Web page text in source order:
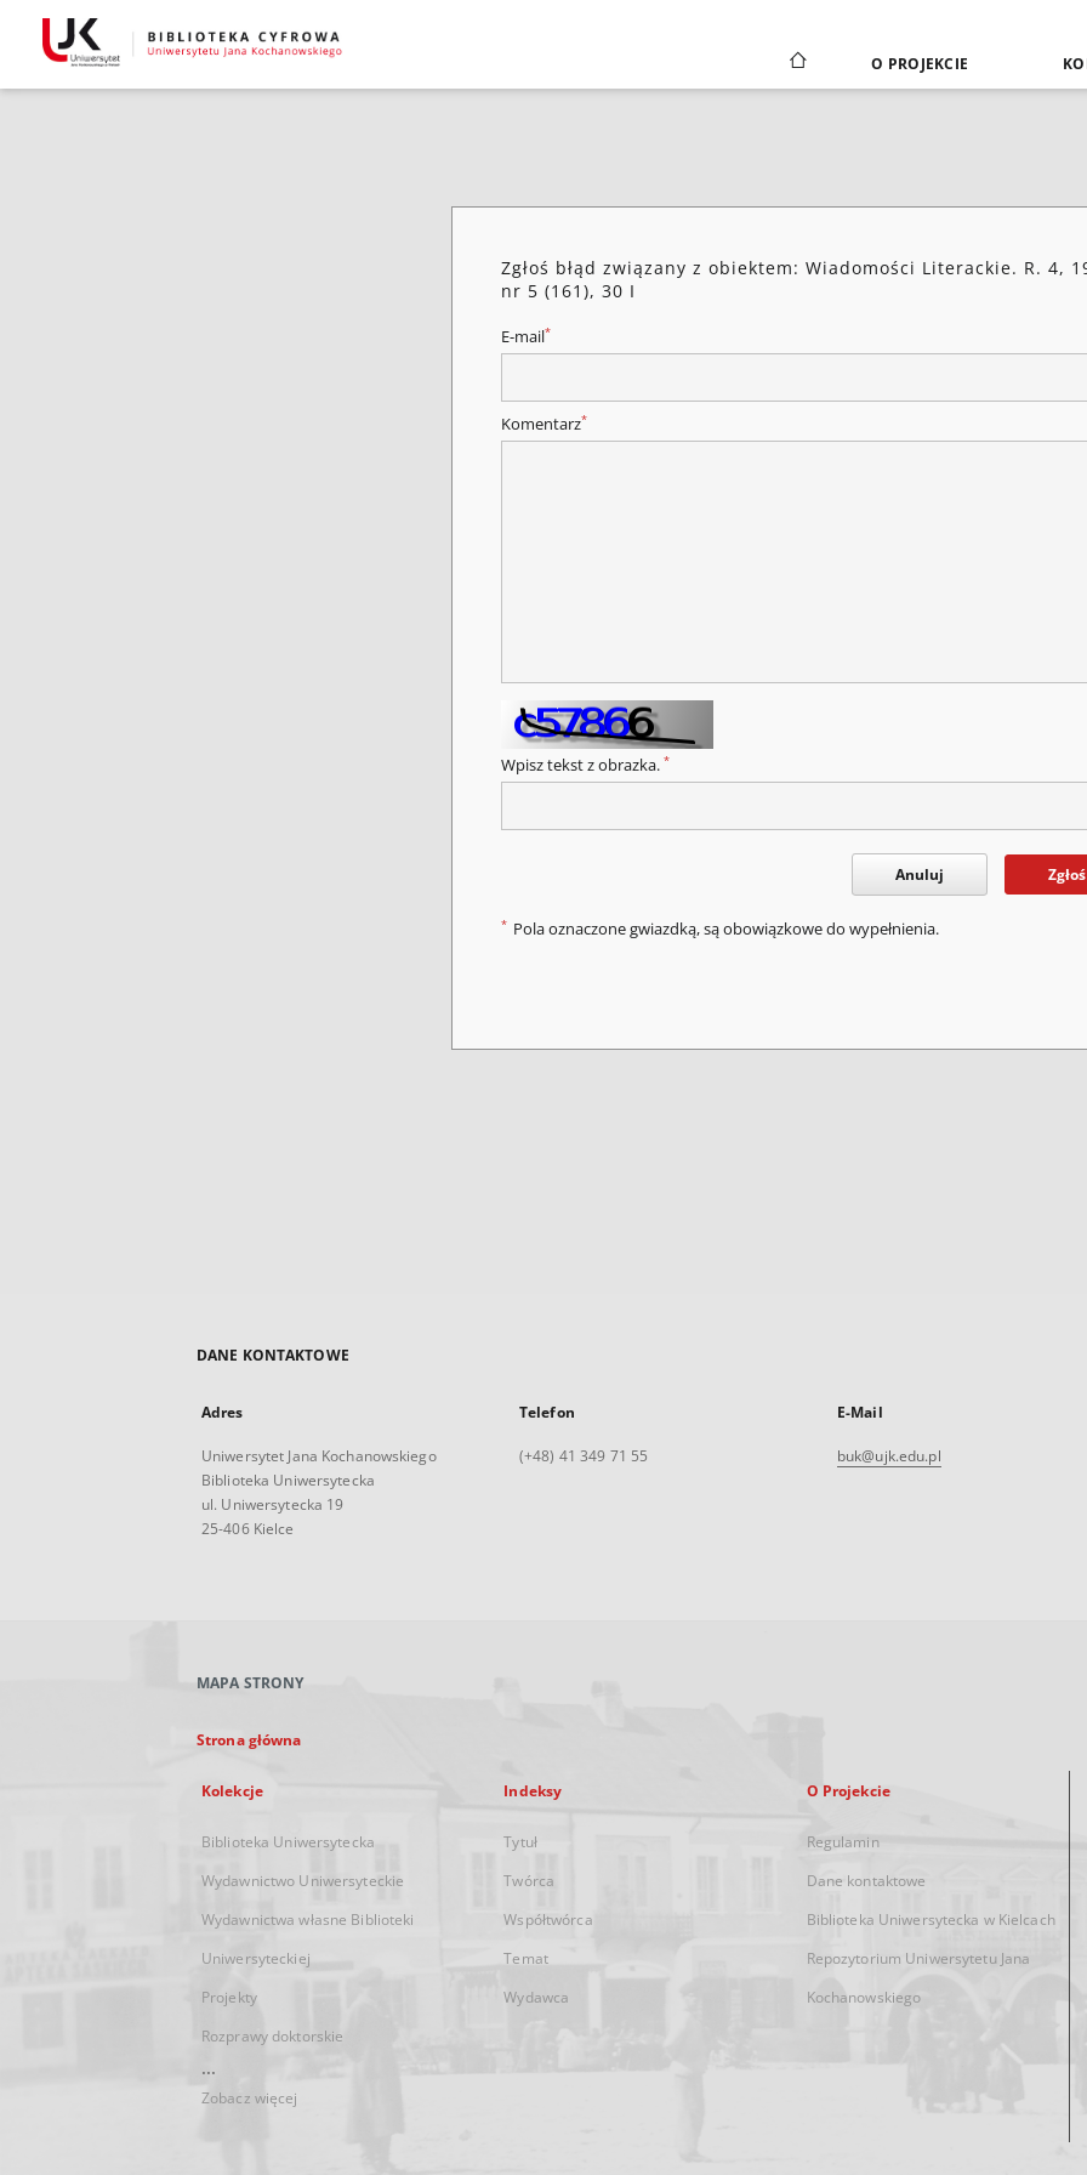
O PROJEKCIE
Zgłoś błąd związany z obiektem: Wiadomości Literackie. R. 4,
nr 5 (161), 30 I
E-mail*
Komentarz*
Wpisz tekst z obrazka. *
Anuluj Zgłoś
* Pola oznaczone gwiazdką, są obowiązkowe do wypełnienia.
DANE KONTAKTOWE
Adres
Uniwersytet Jana Kochanowskiego
Biblioteka Uniwersytecka
ul. Uniwersytecka 19
25-406 Kielce
Telefon
(+48) 41 349 71 55
E-Mail
buk@ujk.edu.pl
MAPA STRONY
Strona główna
Kolekcje
Biblioteka Uniwersytecka
Wydawnictwo Uniwersyteckie
Wydawnictwa własne Biblioteki
Uniwersyteckiej
Projekty
Rozprawy doktorskie
...
Zobacz więcej
Indeksy
Tytuł
Twórca
Współtwórca
Temat
Wydawca
O Projekcie
Regulamin
Dane kontaktowe
Biblioteka Uniwersytecka w Kielcach
Repozytorium Uniwersytetu Jana
Kochanowskiego